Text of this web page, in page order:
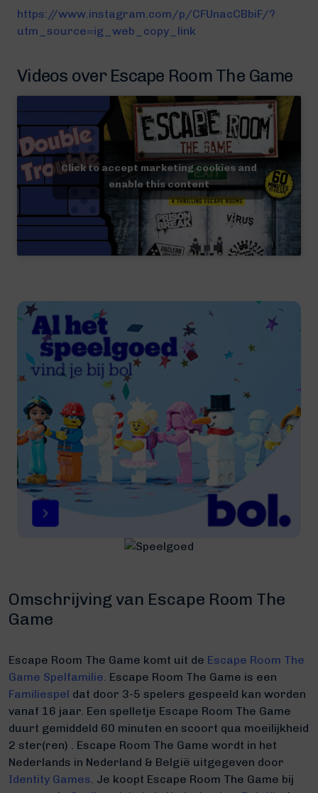
https://www.instagram.com/p/CFUnacCBbiF/?
utm_source=ig_web_copy_link
Videos over Escape Room The Game
Click to accept marketing cookies and
enable this content
Omschrijving van Escape Room The
Game
Escape Room The Game komt uit de Escape Room The
Game Spelfamilie. Escape Room The Game is een
Familiespel dat door 3-5 spelers gespeeld kan worden
vanaf 16 jaar. Een spelletje Escape Room The Game
duurt gemiddeld 60 minuten en scoort qua moeilijkheid
2 ster(ren) . Escape Room The Game wordt in het
Nederlands in Nederland & België uitgegeven door
Identity Games. Je koopt Escape Room The Game bij